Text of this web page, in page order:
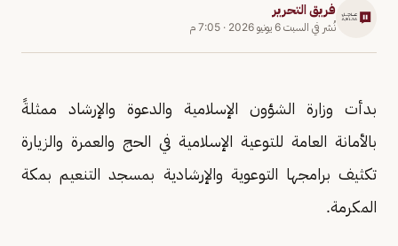
فريق التحرير
نُشر في السبت 6 يونيو 2026 · 7:05 م
بدأت وزارة الشؤون الإسلامية والدعوة والإرشاد ممثلةً
بالأمانة العامة للتوعية الإسلامية في الحج والعمرة والزيارة
تكثيف برامجها التوعوية والإرشادية بمسجد التنعيم بمكة
المكرمة.